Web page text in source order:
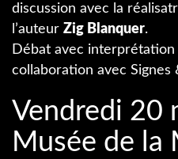
discussion avec la
l’auteur Zig Blanquer.
Débat avec interprétation
collaboration avec Signes
Vendredi 20
Musée de la